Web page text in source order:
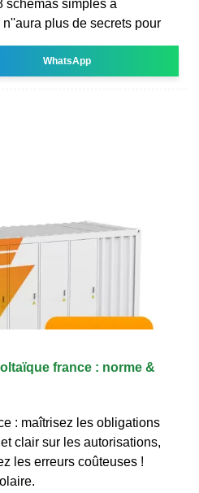
schémas simples à
plus de secrets pour
WhatsApp
france : norme &
: maîtrisez les obligations
clair sur les autorisations,
les erreurs coûteuses !